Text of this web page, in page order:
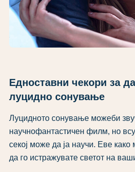
Едноставни чекори за
луцидно сонување
Луцидното сонување можеби
научнофантастичен филм, но
секој може да ја научи. Еве како
да го истражувате светот на